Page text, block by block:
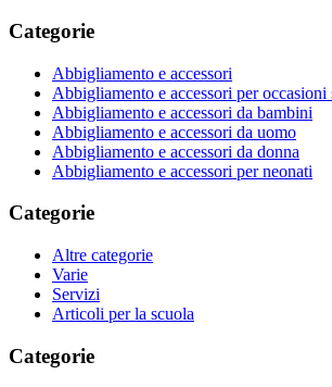
Categorie
Abbigliamento e accessori
Abbigliamento e accessori per occasioni
Abbigliamento e accessori da bambini
Abbigliamento e accessori da uomo
Abbigliamento e accessori da donna
Abbigliamento e accessori per neonati
Categorie
Altre categorie
Varie
Servizi
Articoli per la scuola
Categorie